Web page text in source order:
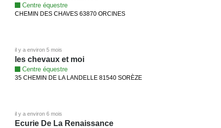
Centre équestre
CHEMIN DES CHAVES 63870 ORCINES
il y a environ 5 mois
les chevaux et moi
Centre équestre
35 CHEMIN DE LA LANDELLE 81540 SORÈZE
il y a environ 6 mois
Ecurie De La Renaissance